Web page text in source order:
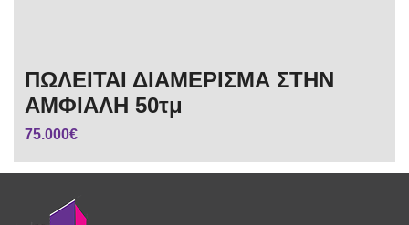
ΠΩΛΕΙΤΑΙ ΔΙΑΜΕΡΙΣΜΑ ΣΤΗΝ
ΑΜΦΙΑΛΗ 50τμ
75.000€